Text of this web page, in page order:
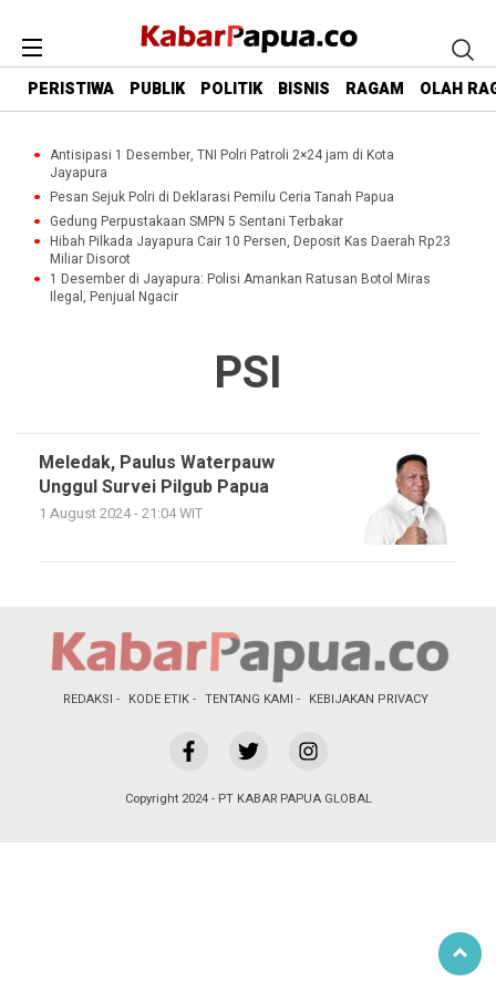
PERISTIWA PUBLIK POLITIK BISNIS RAGAM OLAH
Antisipasi 1 Desember, TNI Polri Patroli 2×24 jam di Kota
Jayapura
Pesan Sejuk Polri di Deklarasi Pemilu Ceria Tanah Papua
Gedung Perpustakaan SMPN 5 Sentani Terbakar
Hibah Pilkada Jayapura Cair 10 Persen, Deposit Kas Daerah Rp23
Miliar Disorot
1 Desember di Jayapura: Polisi Amankan Ratusan Botol Miras
Ilegal, Penjual Ngacir
PSI
Meledak, Paulus Waterpauw
Unggul Survei Pilgub Papua
1 August 2024 - 21:04 WIT
REDAKSI KODE ETIK TENTANG KAMI KEBIJAKAN PRIVACY
Copyright 2024 - PT KABAR PAPUA GLOBAL